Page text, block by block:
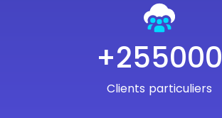
+300000
Clients particuliers